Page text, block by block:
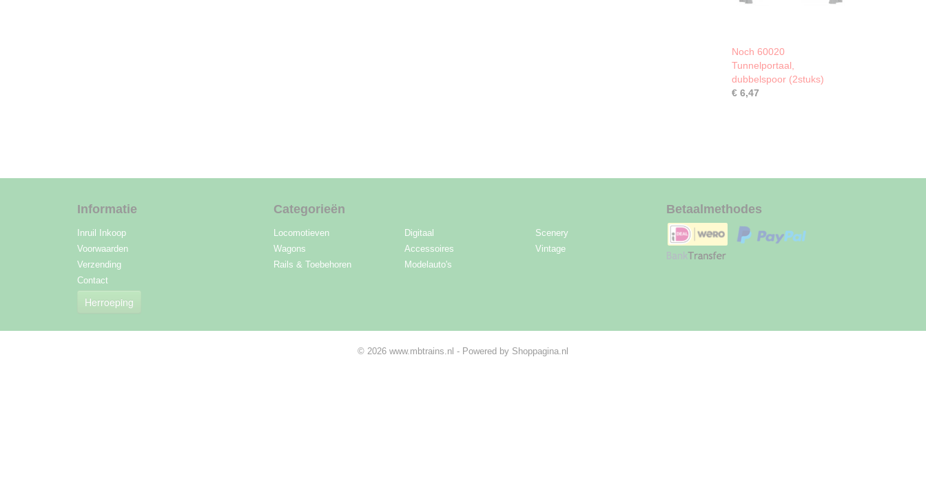
Noch 60020
Tunnelportaal,
dubbelspoor (2stuks)
€ 6,47
Informatie
Inruil Inkoop
Voorwaarden
Verzending
Contact
Herroeping
Categorieën
Locomotieven
Wagons
Rails & Toebehoren
Digitaal
Accessoires
Modelauto's
Scenery
Vintage
Betaalmethodes
© 2026 www.mbtrains.nl - Powered by Shoppagina.nl